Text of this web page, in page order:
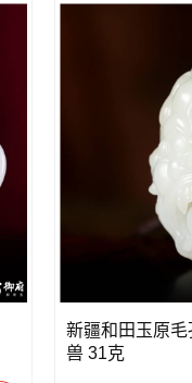
新疆和田玉原
兽 31克